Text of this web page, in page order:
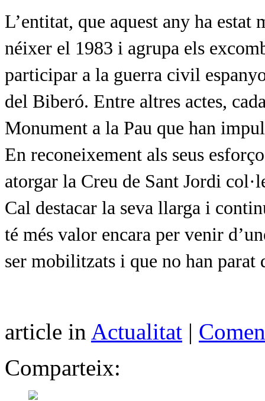
L’entitat, que aquest any ha
néixer el 1983 i agrupa els
participar a la guerra civil
del Biberó. Entre altres actes,
Monument a la Pau que han
En reconeixement als seus
atorgar la Creu de Sant Jordi
Cal destacar la seva llarga i
té més valor encara per venir
ser mobilitzats i que no han parat
article in Actualitat |
Comparteix: